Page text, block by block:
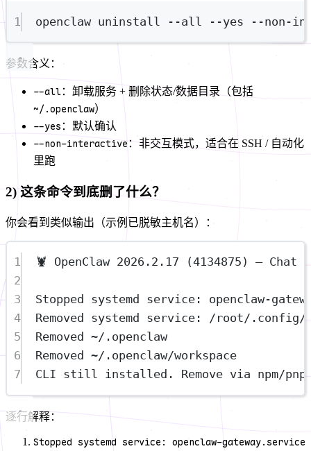
1 openclaw uninstall --all --yes --non-
参数含义：
--all：卸载服务 + 删除状态/数据目录（包括
~/.openclaw）
--yes ：默认确认
--non-interactive：非交互模式，适合在 SSH / 自动化
里跑
2) 这条命令到底删了什么？
你会看到类似输出（示例已脱敏主机名）：
1
🦞 OpenClaw 2026.2.17 (4134875) —
2
3
Stopped systemd service: openclaw-
4
Removed systemd service: /root/.config/
5
Removed ~/.openclaw
6
Removed ~/.openclaw/workspace
7
CLI still installed. Remove via npm/
逐行解释：
Stopped systemd service: openclaw-gateway.service